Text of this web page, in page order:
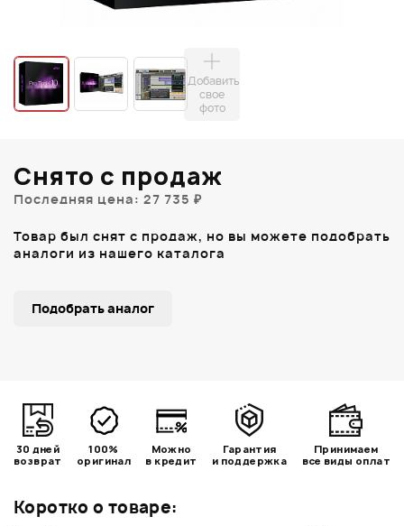
Добавить
свое
фото
Коротко о товаре:
Снято с продаж
Последняя цена: 27 735 ₽
Товар был снят с продаж, но вы можете подобрать
аналоги из нашего каталога
Подобрать аналог
30 дней
возврат
100%
оригинал
Можно
в кредит
Гарантия
и поддержка
Принимаем
все виды оплат